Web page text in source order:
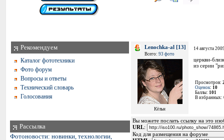
Рекомендуем
Каталог фототехники
Фото форум
Вопросы и ответы
Технический словарь
Голосования
Рассылка
Фотоновости: новинки, технологии,
Lenochka-al [13]
Всего:93 фото
Кёльн
14 августа
церкви-
из серии
Просмотров:
Оценок: 10
Баллы: 101
В избранных:
Вы можете послать ссылку на это
URL:
Код для размещения на форуме